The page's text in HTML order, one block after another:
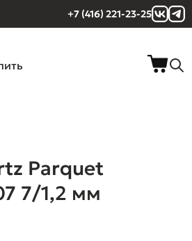
+7 (416) 221-23-25
Parquet
7/1,2 мм